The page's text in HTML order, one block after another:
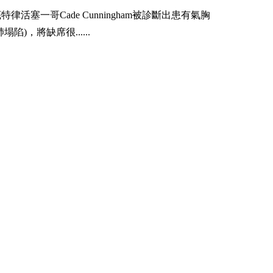
律活塞一哥Cade Cunningham被診斷出患有氣胸
塌陷)，將缺席很......